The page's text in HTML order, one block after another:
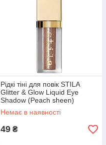
Рідкі тіні для повік STILA
Glitter & Glow Liquid Eye
Shadow (Peach sheen)
Немає в наявності
49 ₴